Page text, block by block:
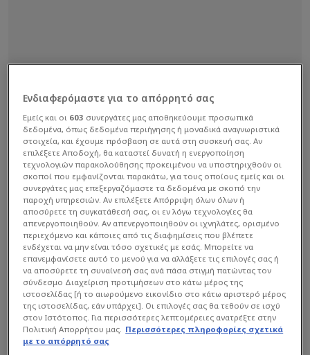
Ενδιαφερόμαστε για το απόρρητό σας
Εμείς και οι 603 συνεργάτες μας αποθηκεύουμε προσωπικά
δεδομένα, όπως δεδομένα περιήγησης ή μοναδικά αναγνωριστικά
στοιχεία, και έχουμε πρόσβαση σε αυτά στη συσκευή σας. Αν
επιλέξετε Αποδοχή, θα καταστεί δυνατή η ενεργοποίηση
τεχνολογιών παρακολούθησης προκειμένου να υποστηριχθούν οι
σκοποί που εμφανίζονται παρακάτω, για τους οποίους εμείς και οι
συνεργάτες μας επεξεργαζόμαστε τα δεδομένα με σκοπό την
παροχή υπηρεσιών. Αν επιλέξετε Απόρριψη όλων όλων ή
αποσύρετε τη συγκατάθεσή σας, οι εν λόγω τεχνολογίες θα
απενεργοποιηθούν. Αν απενεργοποιηθούν οι ιχνηλάτες, ορισμένο
περιεχόμενο και κάποιες από τις διαφημίσεις που βλέπετε
ενδέχεται να μην είναι τόσο σχετικές με εσάς. Μπορείτε να
επανεμφανίσετε αυτό το μενού για να αλλάξετε τις επιλογές σας ή
να αποσύρετε τη συναίνεσή σας ανά πάσα στιγμή πατώντας τον
σύνδεσμο Διαχείριση προτιμήσεων στο κάτω μέρος της
ιστοσελίδας [ή το αιωρούμενο εικονίδιο στο κάτω αριστερό μέρος
της ιστοσελίδας, εάν υπάρχει]. Οι επιλογές σας θα τεθούν σε ισχύ
στον Ιστότοπος. Για περισσότερες λεπτομέρειες ανατρέξτε στην
Πολιτική Απορρήτου μας. Περισσότερες πληροφορίες σχετικά
με το απόρρητό σας